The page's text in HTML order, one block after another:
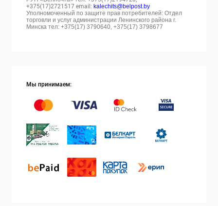
+375(17)2721517 email: kalechits@belpost.by
Уполномоченный по защите прав потребителей: Отдел
торговли и услуг администрации Ленинского района г.
Минска тел: +375(17) 3790640, +375(17) 3798677
Мы принимаем: